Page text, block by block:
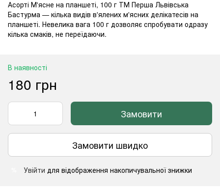
Асорті М'ясне на планшеті, 100 г ТМ Перша Львівська
Бастурма — кілька видів в'ялених м'ясних делікатесів на
планшеті. Невелика вага 100 г дозволяє спробувати одразу
кілька смаків, не переїдаючи.
В наявності
180 грн
Замовити
Замовити швидко
Увійти для відображення накопичувальної знижки